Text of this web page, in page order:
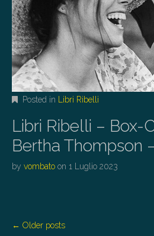
Posted in Libri Ribelli
Libri Ribelli – Box-
Bertha Thompson
by vombato on 1 Luglio 2023
P
← Older posts